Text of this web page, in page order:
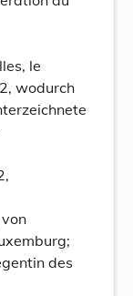
le
wodurch
des